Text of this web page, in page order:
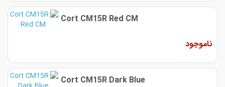
Cort CM15R Red CM
ناموجود
Cort CM15R Dark Blue